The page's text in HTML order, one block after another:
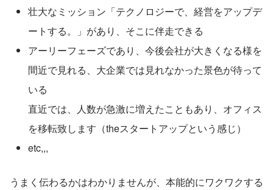
壮大なミッション「テクノロジーで、経営をアップデ
ートする。」があり、そこに伴走できる
アーリーフェーズであり、今後会社が大きくなる様を
間近で見れる、大企業では見れなかった景色が待って
いる
直近では、人数が急激に増えたこともあり、オフィス
を移転致します（theスタートアップという感じ）
etc,,,
うまく伝わるかはわかりませんが、本能的にワクワクする